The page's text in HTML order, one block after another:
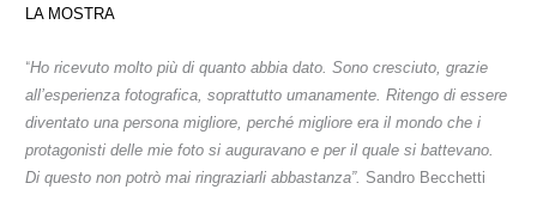
LA MOSTRA
“Ho ricevuto molto più di quanto abbia dato. Sono cresciuto, grazie
all’esperienza fotografica, soprattutto umanamente. Ritengo di essere
diventato una persona migliore, perché migliore era il mondo che i
protagonisti delle mie foto si auguravano e per il quale si battevano.
Di questo non potrò mai ringraziarli abbastanza”. Sandro Becchetti